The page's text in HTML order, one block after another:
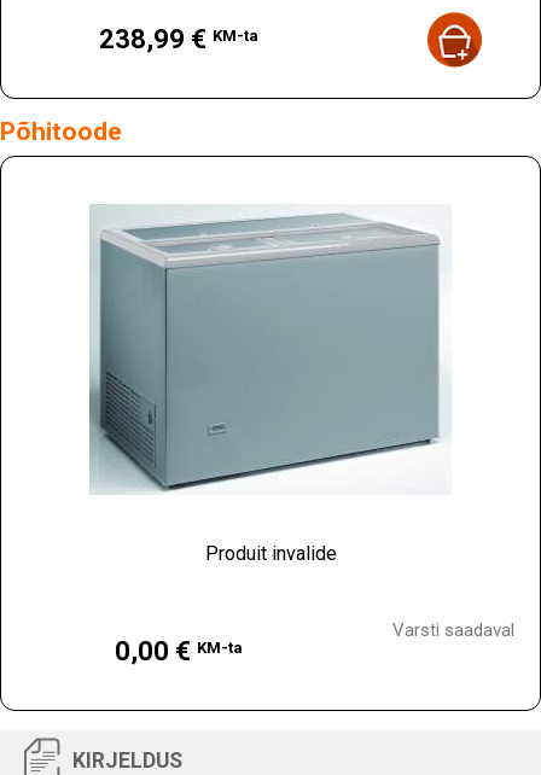
238,99 € KM-ta
Põhitoode
Produit invalide
0,00 € KM-ta
Varsti saadaval
KIRJELDUS